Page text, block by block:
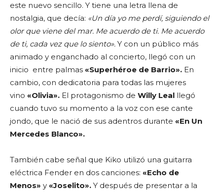
este nuevo sencillo. Y tiene una letra llena de
nostalgia, que decía: «Un día yo me perdí, siguiendo el
olor que viene del mar. Me acuerdo de ti. Me acuerdo
de ti, cada vez que lo siento». Y con un público más
animado y enganchado al concierto, llegó con un
inicio entre palmas «Superhéroe de Barrio». En
cambio, con dedicatoria para todas las mujeres
vino «Olivia». El protagonismo de Willy Leal llegó
cuando tuvo su momento a la voz con ese cante
jondo, que le nació de sus adentros durante «En Un
Mercedes Blanco».
También cabe señal que Kiko utilizó una guitarra
eléctrica Fender en dos canciones: «Echo de
Menos» y «Joselito». Y después de presentar a la